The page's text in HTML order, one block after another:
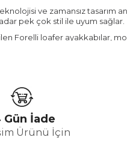
ve zamansız tasarım
pek çok stil ile uyum sağlar.
Forelli loafer ayakkabılar,
Gün İade
Ürünü İçin